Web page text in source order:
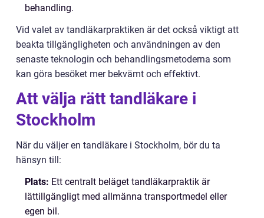
behandling.
Vid valet av tandläkarpraktiken är det också viktigt att
beakta tillgängligheten och användningen av den
senaste teknologin och behandlingsmetoderna som
kan göra besöket mer bekvämt och effektivt.
Att välja rätt tandläkare i
Stockholm
När du väljer en tandläkare i Stockholm, bör du ta
hänsyn till:
Plats: Ett centralt beläget tandläkarpraktik är
lättillgängligt med allmänna transportmedel eller
egen bil.